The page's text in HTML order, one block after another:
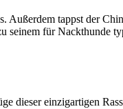
Außer­dem tappst der
für Nack­t­hun­de
die­ser ein­zig­ar­ti­gen